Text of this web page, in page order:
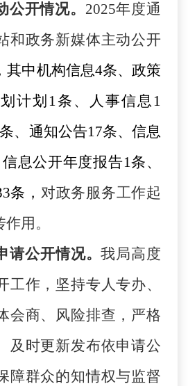
公开情况。 2025年度通
和政务新媒体主动公开
其中机构信息4条、政策
计划1条、人事信息1
、通知公告17条、信息
息公开年度报告1条、
条， 对政务服务工作起
用。
请公开情况。我局高度
工作，坚持专人专办、
会商、风险排查，严格
及时更新发布依申请公
障群众的知情权与监督